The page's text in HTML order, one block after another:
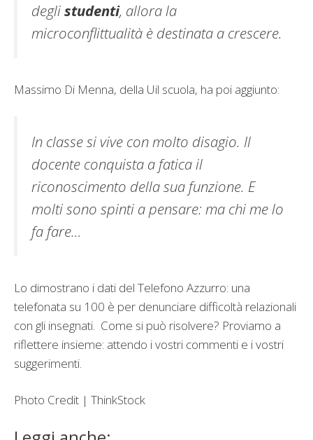
deglistudenti, allora la
microconflittualità è destinata a crescere.
Massimo Di Menna, della Uil scuola, ha poi aggiunto:
In classe si vive con molto disagio. Il
docente conquista a fatica il
riconoscimento della sua funzione. E
molti sono spinti a pensare: ma chi me lo
fa fare…
Lo dimostrano i dati del Telefono Azzurro: una
telefonata su 100 è per denunciare difficoltà relazionali
con gli insegnati. Come si può risolvere? Proviamo a
riflettere insieme: attendo i vostri commenti e i vostri
suggerimenti.
Photo Credit | ThinkStock